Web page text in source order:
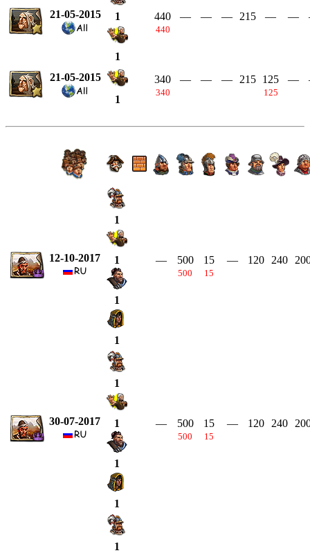
21-05-2015 1
1
440
440
— — — 215 — —
21-05-2015
1
340
340
— — — 215 125
125
—
12-10-2017
1
1
1
1
— 500
500
15
15
— 120 240
30-07-2017
1
1
1
1
— 500
500
15
15
— 120 240
1